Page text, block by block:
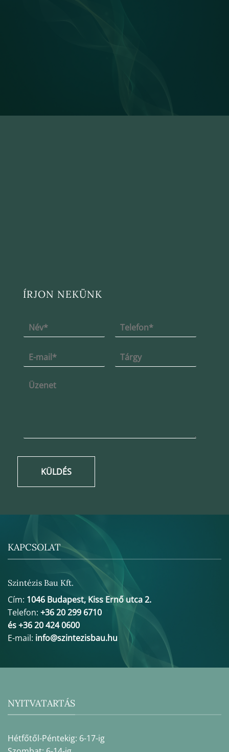
ÍRJON NEKÜNK
KÜLDÉS
KAPCSOLAT
Szintézis Bau Kft.
Cím: 1046 Budapest, Kiss Ernő utca 2.
Telefon: +36 20 299 6710
és +36 20 424 0600
E-mail: info@szintezisbau.hu
NYITVATARTÁS
Hétfőtől-Péntekig: 6-17-ig